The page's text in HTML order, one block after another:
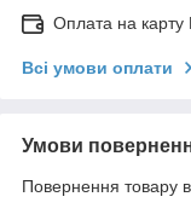
Оплата на карту
Всі умови оплати
Умови
Повернення товару